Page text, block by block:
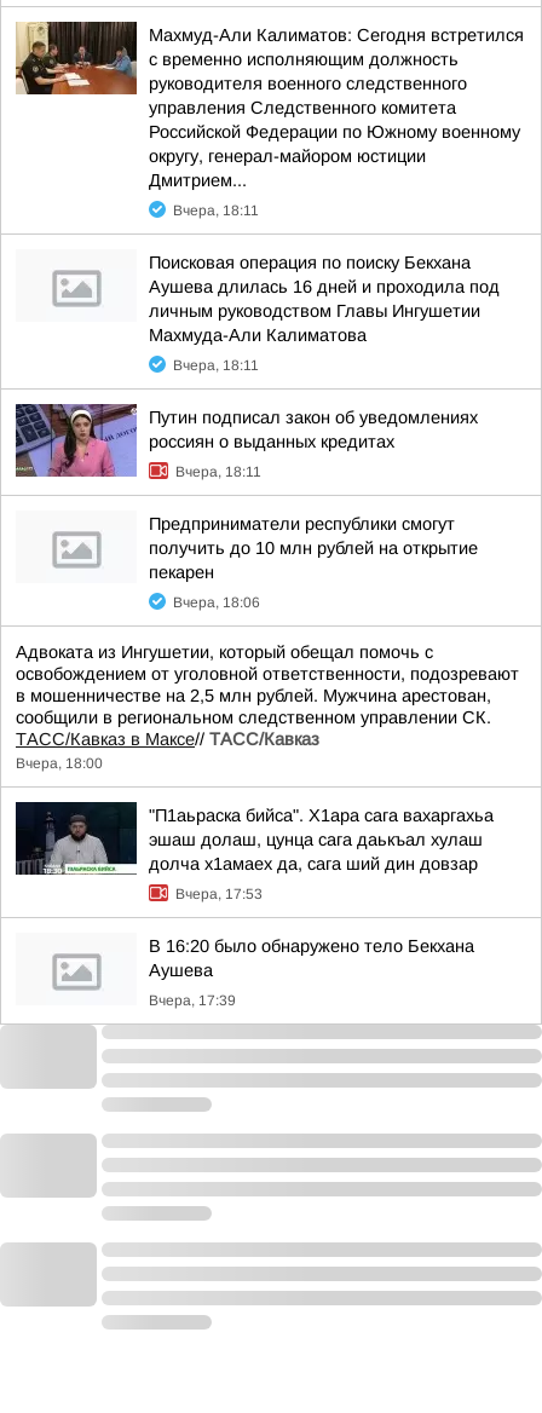
Махмуд-Али Калиматов: Сегодня встретился
с временно исполняющим должность
руководителя военного следственного
управления Следственного комитета
Российской Федерации по Южному военному
округу, генерал-майором юстиции
Дмитрием...
Вчера, 18:11
Поисковая операция по поиску Бекхана
Аушева длилась 16 дней и проходила под
личным руководством Главы Ингушетии
Махмуда-Али Калиматова
Вчера, 18:11
Путин подписал закон об уведомлениях
россиян о выданных кредитах
Вчера, 18:11
Предприниматели республики смогут
получить до 10 млн рублей на открытие
пекарен
Вчера, 18:06
Адвоката из Ингушетии, который обещал помочь с
освобождением от уголовной ответственности, подозревают
в мошенничестве на 2,5 млн рублей. Мужчина арестован,
сообщили в региональном следственном управлении СК.
ТАСС/Кавказ в Максе// ТАСС/Кавказ
Вчера, 18:00
"П1аьраска бийса". Х1ара сага вахаргахьа
эшаш долаш, цунца сага даькъал хулаш
долча х1амаех да, сага ший дин довзар
Вчера, 17:53
В 16:20 было обнаружено тело Бекхана
Аушева
Вчера, 17:39